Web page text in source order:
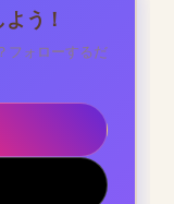
う！
フォローするだ